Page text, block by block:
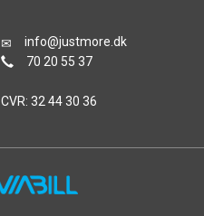
info@justmore.dk
70 20 55 37
CVR: 32 44 30 36